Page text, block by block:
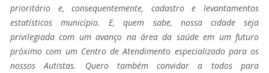
prioritário e, consequentemente, cadastro e levantamentos
estatísticos município. E, quem sabe, nossa cidade seja
privilegiada com um avanço na área da saúde em um futuro
próximo com um Centro de Atendimento especializado para os
nossos Autistas. Quero também convidar a todos para